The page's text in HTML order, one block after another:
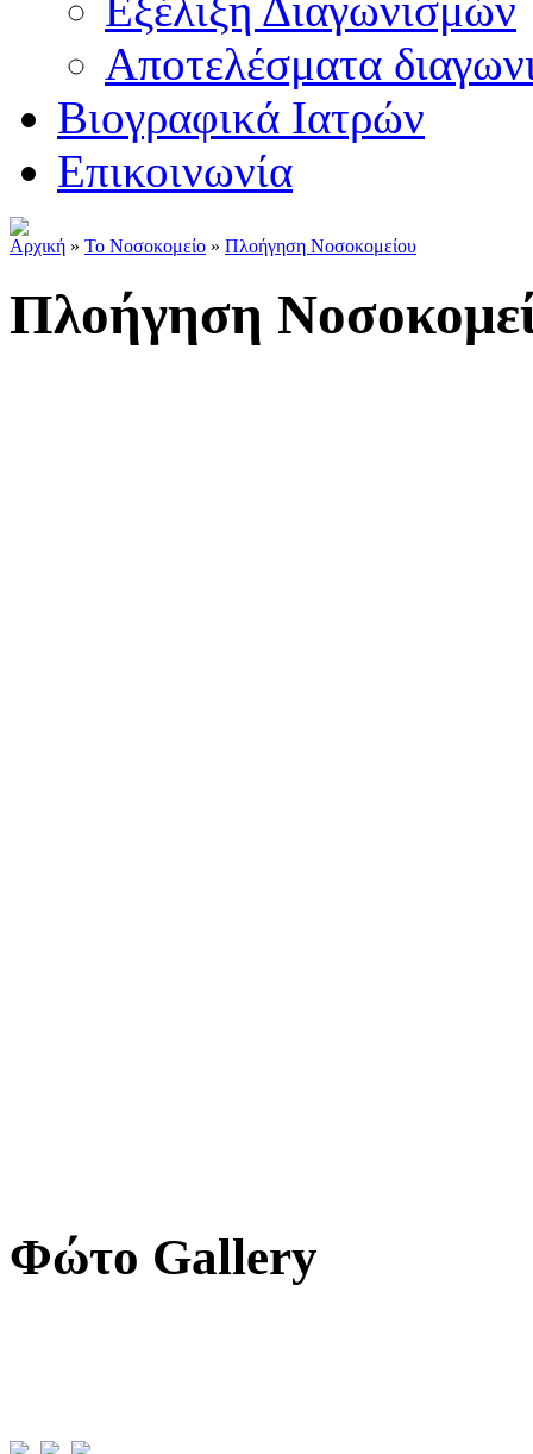
Αποτελέσματα
Βιογραφικά Ιατρών
Επικοινωνία
Αρχική » Το Νοσοκομείο » Πλοήγηση Νοσοκομείου
Πλοήγηση
Φώτο Gallery